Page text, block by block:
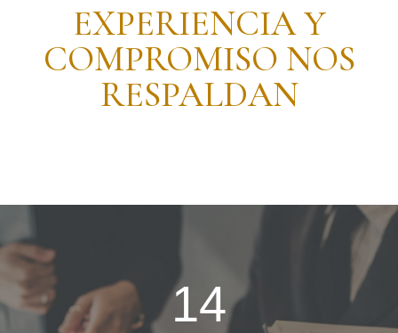
EXPERIENCIA Y
COMPROMISO NOS
RESPALDAN
14